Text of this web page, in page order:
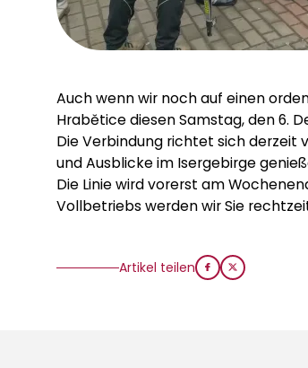
Auch wenn wir noch auf einen
Hrabětice diesen Samstag, den 6.
Die Verbindung richtet sich derzeit
und Ausblicke im Isergebirge
Die Linie wird vorerst am
Vollbetriebs werden wir Sie
Artikel teilen